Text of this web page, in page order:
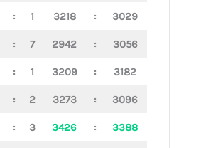
: 1 3218 : 3029
: 7 2942 : 3056
: 1 3209 : 3182
: 2 3273 : 3096
: 3 3426 : 3388